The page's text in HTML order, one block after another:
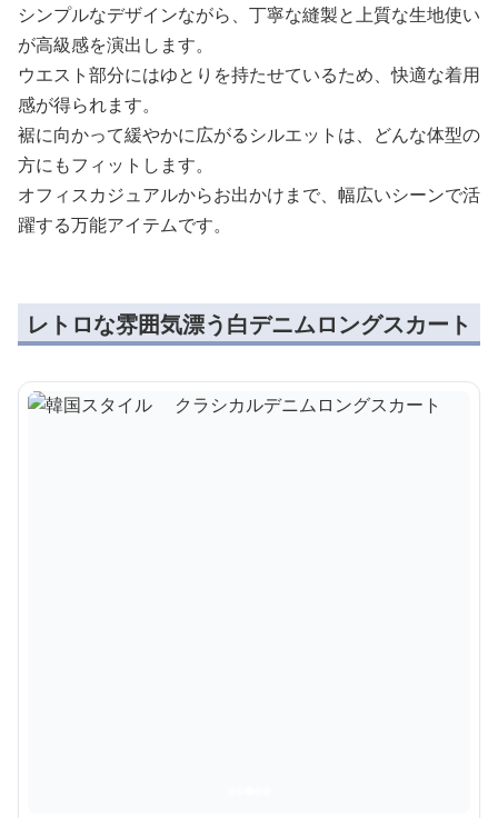
シンプルなデザインながら、丁寧な縫製と上質な生地使い
が高級感を演出します。
ウエスト部分にはゆとりを持たせているため、快適な着用
感が得られます。
裾に向かって緩やかに広がるシルエットは、どんな体型の
方にもフィットします。
オフィスカジュアルからお出かけまで、幅広いシーンで活
躍する万能アイテムです。
レトロな雰囲気漂う白デニムロングスカート